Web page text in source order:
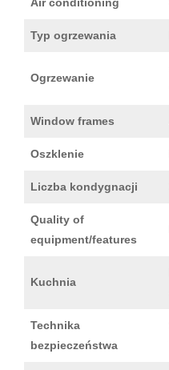
Typ ogrzewania
Ogrzewanie
Window frames
Oszklenie
Liczba kondygnacji
Quality of
equipment/features
Kuchnia
Technika
bezpieczeństwa